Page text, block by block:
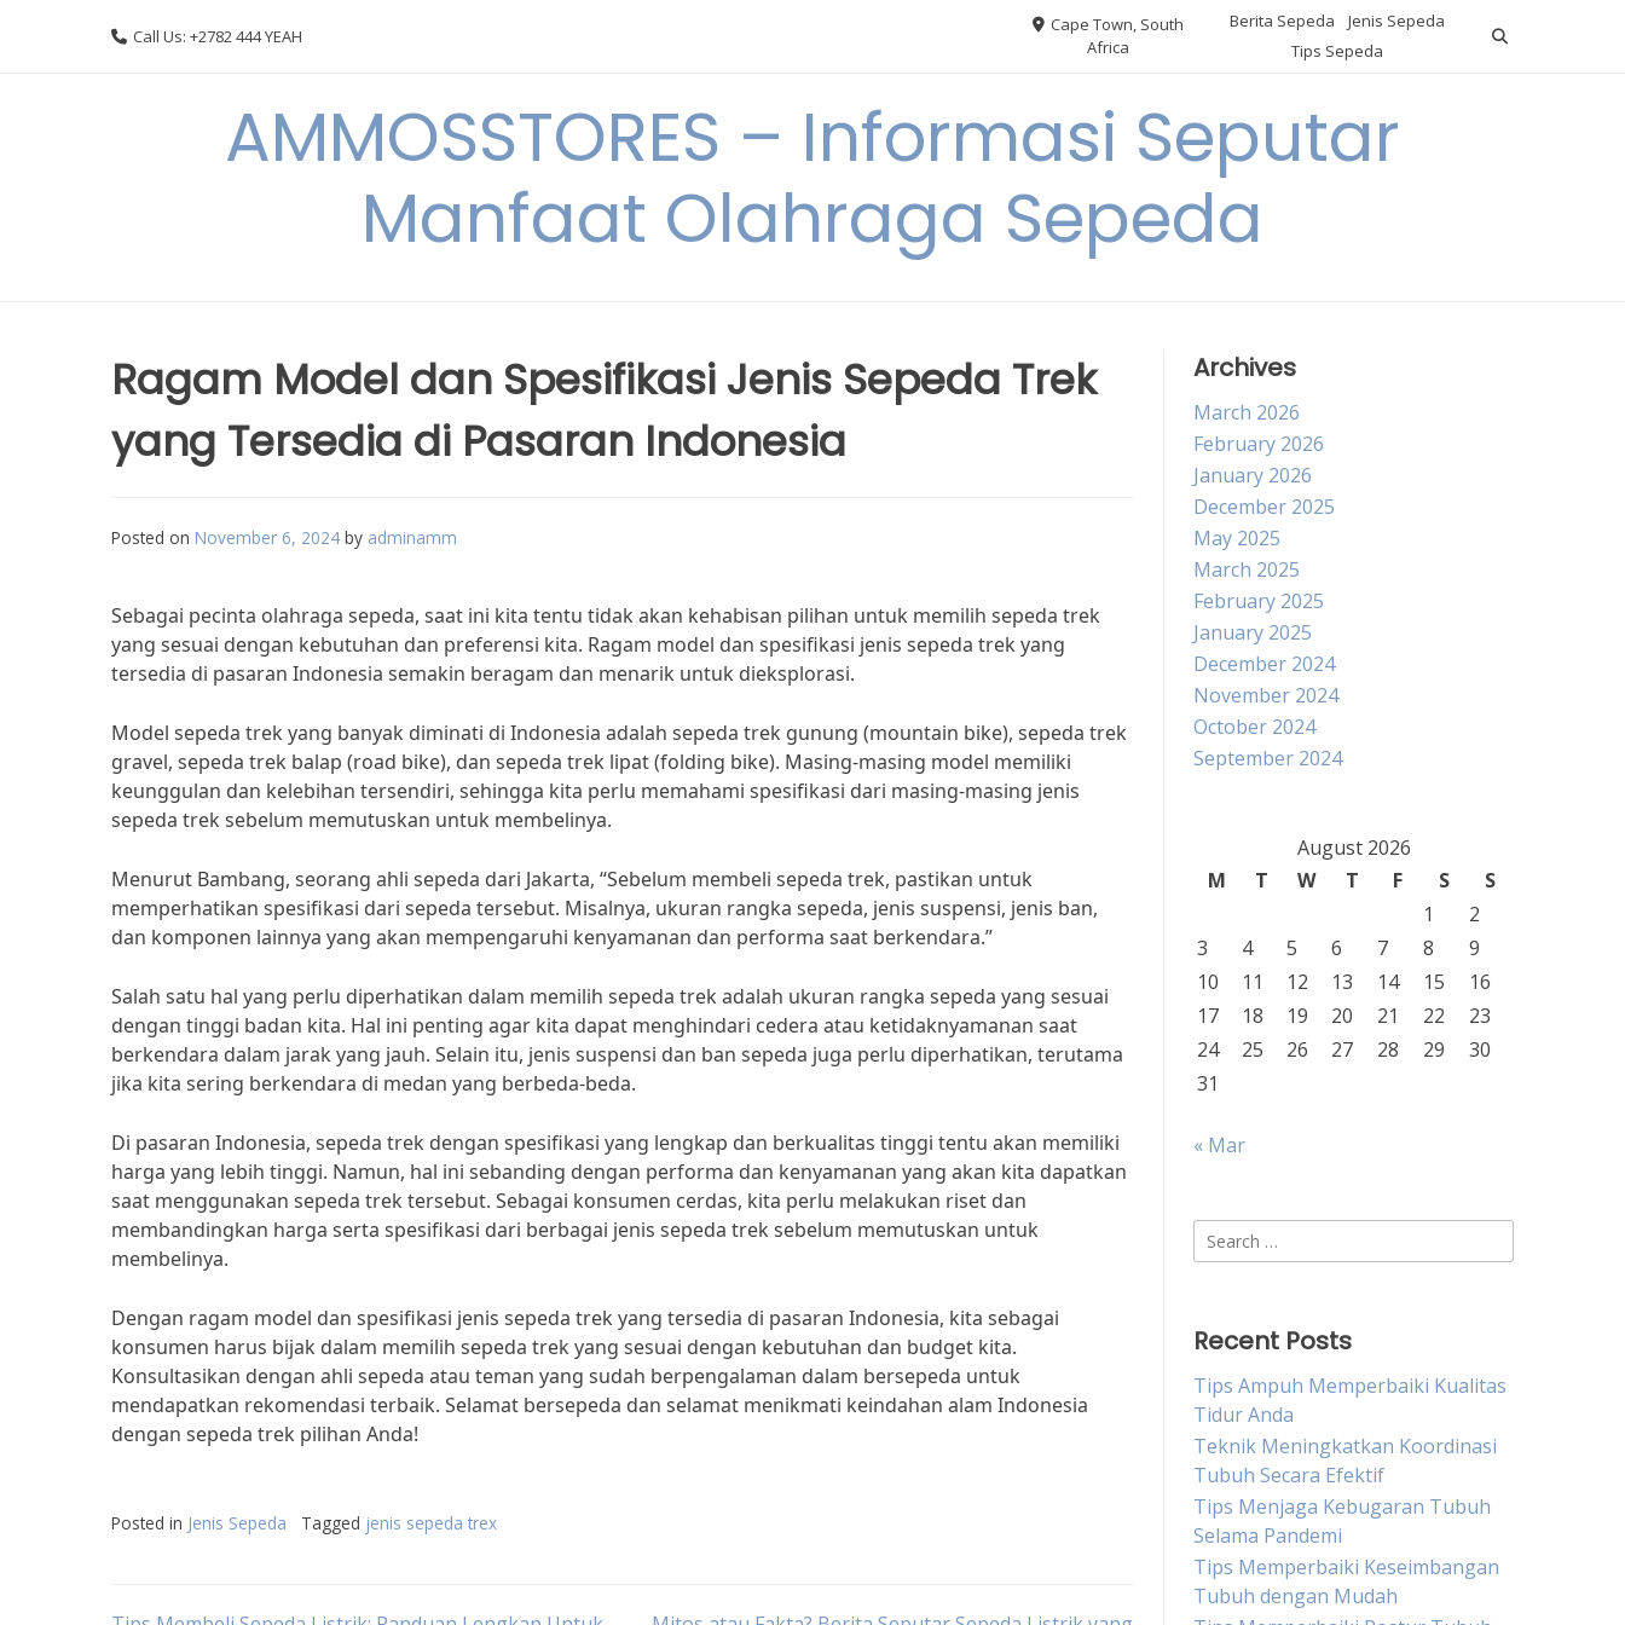
Call Us: +2782 444 YEAH
Cape Town, South
Africa
Berita Sepeda
Jenis Sepeda
Tips Sepeda
AMMOSSTORES – Informasi Seputar
Manfaat Olahraga Sepeda
Ragam Model dan Spesifikasi Jenis Sepeda Trek
yang Tersedia di Pasaran Indonesia
Posted on November 6, 2024 by adminamm
Sebagai pecinta olahraga sepeda, saat ini kita tentu tidak akan kehabisan pilihan untuk memilih sepeda trek
yang sesuai dengan kebutuhan dan preferensi kita. Ragam model dan spesifikasi jenis sepeda trek yang
tersedia di pasaran Indonesia semakin beragam dan menarik untuk dieksplorasi.
Model sepeda trek yang banyak diminati di Indonesia adalah sepeda trek gunung (mountain bike), sepeda trek
gravel, sepeda trek balap (road bike), dan sepeda trek lipat (folding bike). Masing-masing model memiliki
keunggulan dan kelebihan tersendiri, sehingga kita perlu memahami spesifikasi dari masing-masing jenis
sepeda trek sebelum memutuskan untuk membelinya.
Menurut Bambang, seorang ahli sepeda dari Jakarta, “Sebelum membeli sepeda trek, pastikan untuk
memperhatikan spesifikasi dari sepeda tersebut. Misalnya, ukuran rangka sepeda, jenis suspensi, jenis ban,
dan komponen lainnya yang akan mempengaruhi kenyamanan dan performa saat berkendara.”
Salah satu hal yang perlu diperhatikan dalam memilih sepeda trek adalah ukuran rangka sepeda yang sesuai
dengan tinggi badan kita. Hal ini penting agar kita dapat menghindari cedera atau ketidaknyamanan saat
berkendara dalam jarak yang jauh. Selain itu, jenis suspensi dan ban sepeda juga perlu diperhatikan, terutama
jika kita sering berkendara di medan yang berbeda-beda.
Di pasaran Indonesia, sepeda trek dengan spesifikasi yang lengkap dan berkualitas tinggi tentu akan memiliki
harga yang lebih tinggi. Namun, hal ini sebanding dengan performa dan kenyamanan yang akan kita dapatkan
saat menggunakan sepeda trek tersebut. Sebagai konsumen cerdas, kita perlu melakukan riset dan
membandingkan harga serta spesifikasi dari berbagai jenis sepeda trek sebelum memutuskan untuk
membelinya.
Dengan ragam model dan spesifikasi jenis sepeda trek yang tersedia di pasaran Indonesia, kita sebagai
konsumen harus bijak dalam memilih sepeda trek yang sesuai dengan kebutuhan dan budget kita.
Konsultasikan dengan ahli sepeda atau teman yang sudah berpengalaman dalam bersepeda untuk
mendapatkan rekomendasi terbaik. Selamat bersepeda dan selamat menikmati keindahan alam Indonesia
dengan sepeda trek pilihan Anda!
Posted in Jenis Sepeda Tagged jenis sepeda trex
Archives
March 2026
February 2026
January 2026
December 2025
May 2025
March 2025
February 2025
January 2025
December 2024
November 2024
October 2024
September 2024
August 2026
M
T W T F S
S
1
2
3
4 5 6 7 8
9
10
11 12 13 14 15
16
17
18 19 20 21 22
23
24
25 26 27 28 29
30
31
« Mar
Search
for:
Recent Posts
Tips Ampuh Memperbaiki Kualitas
Tidur Anda
Teknik Meningkatkan Koordinasi
Tubuh Secara Efektif
Tips Menjaga Kebugaran Tubuh
Selama Pandemi
Tips Memperbaiki Keseimbangan
Tubuh dengan Mudah